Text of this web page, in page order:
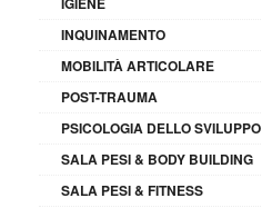
INQUINAMENTO
MOBILITÀ ARTICOLARE
POST-TRAUMA
PSICOLOGIA DELLO SVILUPPO
SALA PESI & BODY BUILDING
SALA PESI & FITNESS